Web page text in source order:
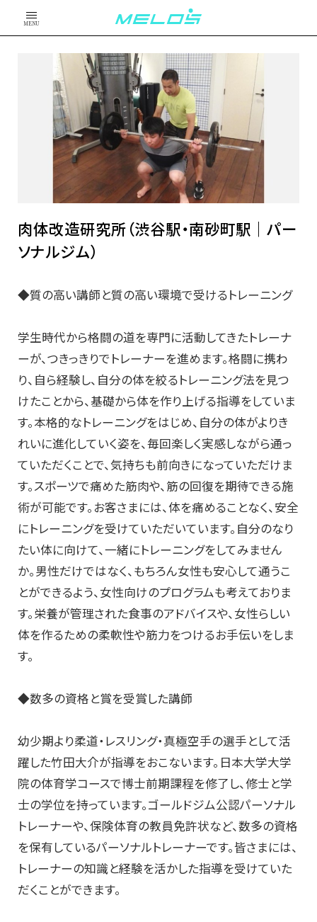
MENU
肉体改造研究所（渋谷駅・南砂町駅｜パー
ソナルジム）
◆質の高い講師と質の高い環境で受けるトレーニング
学生時代から格闘の道を専門に活動してきたトレーナ
ーが、つきっきりでトレーナーを進めます。格闘に携わ
り、自ら経験し、自分の体を絞るトレーニング法を見つ
けたことから、基礎から体を作り上げる指導をしていま
す。本格的なトレーニングをはじめ、自分の体がよりき
れいに進化していく姿を、毎回楽しく実感しながら通っ
ていただくことで、気持ちも前向きになっていただけま
す。スポーツで痛めた筋肉や、筋の回復を期待できる施
術が可能です。お客さまには、体を痛めることなく、安全
にトレーニングを受けていただいています。自分のなり
たい体に向けて、一緒にトレーニングをしてみません
か。男性だけではなく、もちろん女性も安心して通うこ
とができるよう、女性向けのプログラムも考えておりま
す。栄養が管理された食事のアドバイスや、女性らしい
体を作るための柔軟性や筋力をつけるお手伝いをしま
す。
◆数多の資格と賞を受賞した講師
幼少期より柔道・レスリング・真極空手の選手として活
躍した竹田大介が指導をおこないます。日本大学大学
院の体育学コースで博士前期課程を修了し、修士と学
士の学位を持っています。ゴールドジム公認パーソナル
トレーナーや、保険体育の教員免許状など、数多の資格
を保有しているパーソナルトレーナーです。皆さまには、
トレーナーの知識と経験を活かした指導を受けていた
だくことができます。